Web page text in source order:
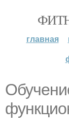
главная